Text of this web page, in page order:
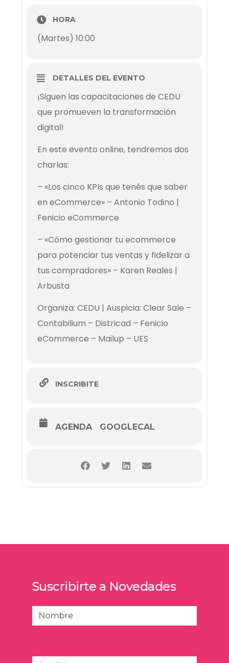
HORA
(Martes) 10:00
DETALLES DEL EVENTO
¡Siguen las capacitaciones de CEDU
que promueven la transformación
digital!
En este evento online, tendremos dos
charlas:
– «Los cinco KPIs que tenés que saber
en eCommerce» – Antonio Todino |
Fenicio eCommerce
– «Cómo gestionar tu ecommerce
para potenciar tus ventas y fidelizar a
tus compradores» – Karen Reales |
Arbusta
Organiza: CEDU | Auspicia: Clear Sale –
Contabilium – Districad – Fenicio
eCommerce – Mailup – UES
INSCRIBITE
AGENDA GOOGLECAL
Suscribirte a Novedades